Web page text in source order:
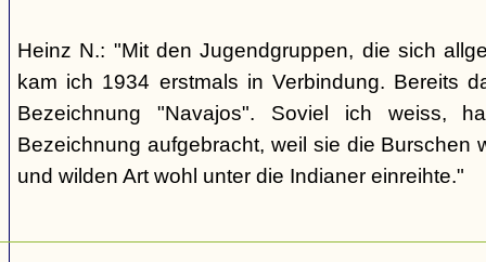
Heinz N.: "Mit den Jugendgruppen, die sich
kam ich 1934 erstmals in Verbindung. Bereits
Bezeichnung "Navajos". Soviel ich weiss,
Bezeichnung aufgebracht, weil sie die Burschen
und wilden Art wohl unter die Indianer einreihte."